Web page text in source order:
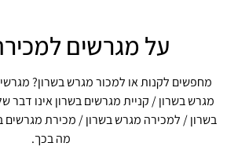
על מגרשים
מחפשים לקנות או למכור מגרש בשרון?
מגרש בשרון / קניית מגרשים בשרון אינו
בשרון / למכירה מגרש בשרון / מכירת מגרשים
מה בכך.